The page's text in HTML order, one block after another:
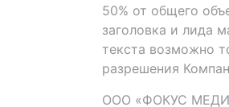
50% от общего
заголовка и лида
текста возможно
разрешения
ООО «ФОКУС